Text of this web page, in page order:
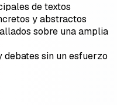
de textos
y abstractos
sobre una amplia
sin un esfuerzo